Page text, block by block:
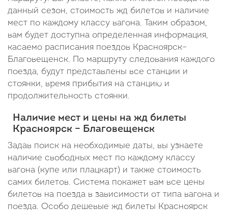
3
часа
2
минуты
данный сезон, стоимость жд билетов и наличие
мест по каждому классу вагона. Таким образом,
вам будет доступна определенная информация,
касаемо расписания поездов Красноярск–
Благовещенск. По маршруту следования каждого
поезда, будут представлены все станции и
стоянки, время прибытия на станцию и
продолжительность стоянки.
Наличие мест и цены на жд билеты
Красноярск – Благовещенск
Задав поиск на необходимые даты, вы узнаете
наличие свободных мест по каждому классу
вагона (купе или плацкарт) и также стоимость
самих билетов. Система покажет вам все цены
билетов на поезда в зависимости от типа вагона и
поезда. Особо дешевые жд билеты Красноярск